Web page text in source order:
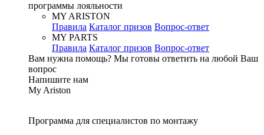
программы лояльности
MY ARISTON
Правила Каталог призов Вопрос-ответ
MY PARTS
Правила Каталог призов Вопрос-ответ
Вам нужна помощь? Мы готовы ответить на любой Ваш
вопрос
Напишите нам
My Ariston
Программа для специалистов по монтажу